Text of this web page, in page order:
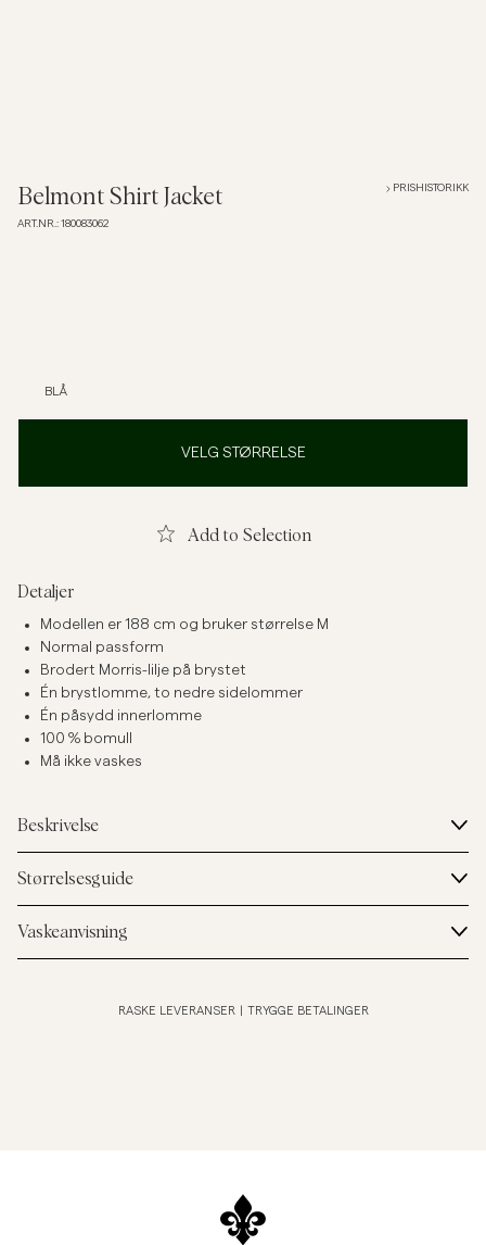
Skjorter
T-skjorter
Undertøy
Belmont Shirt Jacket
ART.NR.: 180083062
PRISHISTORIKK
BLÅ
VELG STØRRELSE
Add to Selection
Detaljer
Modellen er 188 cm og bruker størrelse M
Normal passform
Brodert Morris-lilje på brystet
Én brystlomme, to nedre sidelommer
Én påsydd innerlomme
100 % bomull
Må ikke vaskes
Beskrivelse
Størrelsesguide
Vaskeanvisning
RASKE LEVERANSER TRYGGE BETALINGER